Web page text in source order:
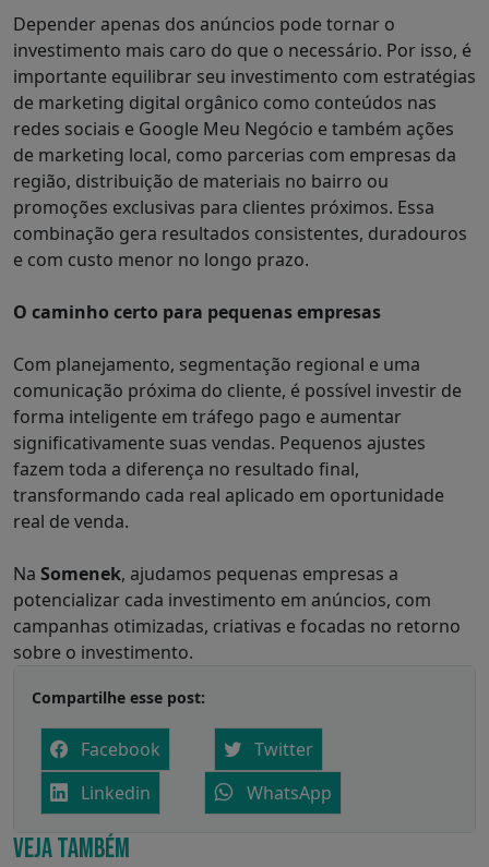
Depender apenas dos anúncios pode tornar o
investimento mais caro do que o necessário. Por isso, é
importante equilibrar seu investimento com estratégias
de marketing digital orgânico como conteúdos nas
redes sociais e Google Meu Negócio e também ações
de marketing local, como parcerias com empresas da
região, distribuição de materiais no bairro ou
promoções exclusivas para clientes próximos. Essa
combinação gera resultados consistentes, duradouros
e com custo menor no longo prazo.
O caminho certo para pequenas empresas
Com planejamento, segmentação regional e uma
comunicação próxima do cliente, é possível investir de
forma inteligente em tráfego pago e aumentar
significativamente suas vendas. Pequenos ajustes
fazem toda a diferença no resultado final,
transformando cada real aplicado em oportunidade
real de venda.
Na Somenek, ajudamos pequenas empresas a
potencializar cada investimento em anúncios, com
campanhas otimizadas, criativas e focadas no retorno
sobre o investimento.
Compartilhe esse post:
Facebook
Twitter
Linkedin
WhatsApp
VEJA TAMBÉM